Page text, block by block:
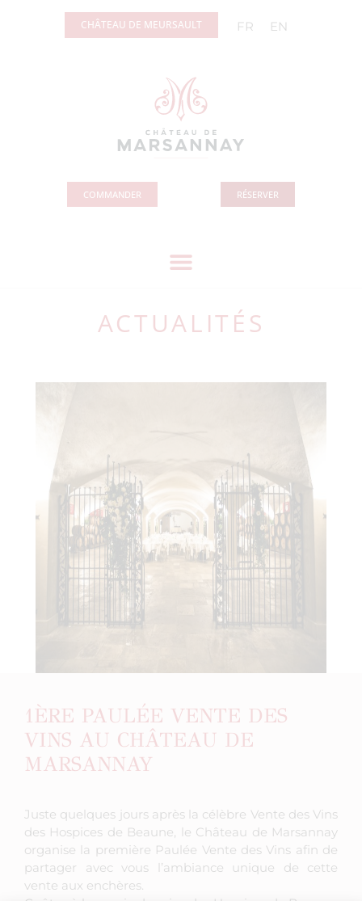
Panneau de gestion des cookies
CHÂTEAU DE MEURSAULT FR EN
COMMANDER RÉSERVER
ACTUALITÉS
1ÈRE PAULÉE VENTE DES
VINS AU CHÂTEAU DE
MARSANNAY
Juste quelques jours après la célèbre Vente des Vins
des Hospices de Beaune, le Château de Marsannay
organise la première Paulée Vente des Vins afin de
partager avec vous l’ambiance unique de cette
vente aux enchères.